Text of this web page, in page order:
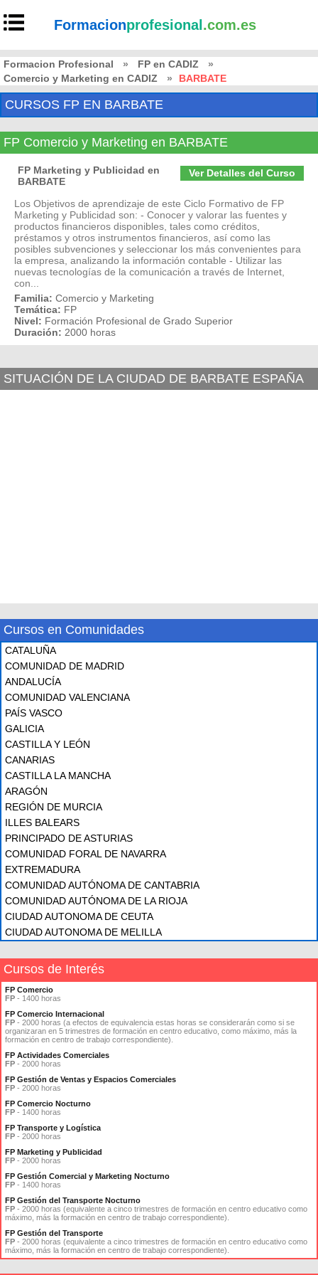
Formacionprofesional .com.es
Formacion Profesional » FP en CADIZ
»
Comercio y Marketing en CADIZ
» BARBATE
CURSOS FP EN BARBATE
FP Comercio y Marketing en BARBATE
Ver Detalles del Curso
FP Marketing y Publicidad en
BARBATE
Los Objetivos de aprendizaje de este Ciclo Formativo de FP
Marketing y Publicidad son: - Conocer y valorar las fuentes y
productos financieros disponibles, tales como créditos,
préstamos y otros instrumentos financieros, así como las
posibles subvenciones y seleccionar los más convenientes para
la empresa, analizando la información contable - Utilizar las
nuevas tecnologías de la comunicación a través de Internet,
con...
Familia: Comercio y Marketing
Temática: FP
Nivel: Formación Profesional de Grado Superior
Duración: 2000 horas
SITUACIÓN DE LA CIUDAD DE BARBATE ESPAÑA
Cursos en Comunidades
CATALUÑA
COMUNIDAD DE MADRID
ANDALUCÍA
COMUNIDAD VALENCIANA
PAÍS VASCO
GALICIA
CASTILLA Y LEÓN
CANARIAS
CASTILLA LA MANCHA
ARAGÓN
REGIÓN DE MURCIA
ILLES BALEARS
PRINCIPADO DE ASTURIAS
COMUNIDAD FORAL DE NAVARRA
EXTREMADURA
COMUNIDAD AUTÓNOMA DE CANTABRIA
COMUNIDAD AUTÓNOMA DE LA RIOJA
CIUDAD AUTONOMA DE CEUTA
CIUDAD AUTONOMA DE MELILLA
Cursos de Interés
FP Comercio
FP - 1400 horas
FP Comercio Internacional
FP - 2000 horas (a efectos de equivalencia estas horas se considerarán como si se
organizaran en 5 trimestres de formación en centro educativo, como máximo, más la
formación en centro de trabajo correspondiente).
FP Actividades Comerciales
FP - 2000 horas
FP Gestión de Ventas y Espacios Comerciales
FP - 2000 horas
FP Comercio Nocturno
FP - 1400 horas
FP Transporte y Logística
FP - 2000 horas
FP Marketing y Publicidad
FP - 2000 horas
FP Gestión Comercial y Marketing Nocturno
FP - 1400 horas
FP Gestión del Transporte Nocturno
FP - 2000 horas (equivalente a cinco trimestres de formación en centro educativo como
máximo, más la formación en centro de trabajo correspondiente).
FP Gestión del Transporte
FP - 2000 horas (equivalente a cinco trimestres de formación en centro educativo como
máximo, más la formación en centro de trabajo correspondiente).